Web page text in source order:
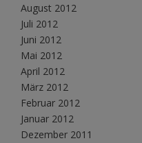
August 2012
Juli 2012
Juni 2012
Mai 2012
April 2012
März 2012
Februar 2012
Januar 2012
Dezember 2011